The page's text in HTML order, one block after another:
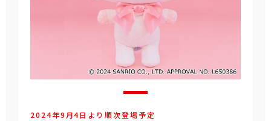
2024年9月4日より順次登場予定